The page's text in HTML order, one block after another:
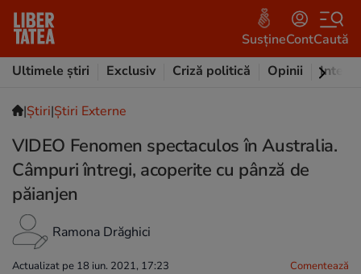
SusțineContCaută
Ultimele știri
Exclusiv Criză politică Opinii
|Ştiri|Știri Externe
VIDEO Fenomen spectaculos în Australia.
Câmpuri întregi, acoperite cu pânză de
păianjen
Ramona Drăghici
Actualizat pe 18 iun. 2021, 17:23 Comentează